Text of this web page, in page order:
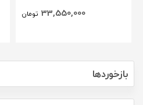
33,550,000 تومان
بازخوردها